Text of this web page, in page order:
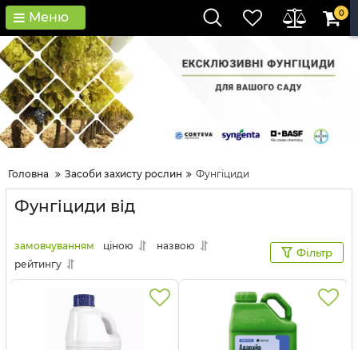
Меню 0
Головна Засоби захисту рослин Фунгіциди
Фунгіциди від
замовчуванням ціною
назвою
рейтингу
Фільтр